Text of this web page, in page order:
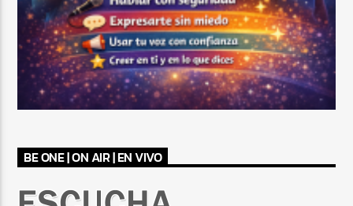
BE ONE | ON AIR | EN VIVO